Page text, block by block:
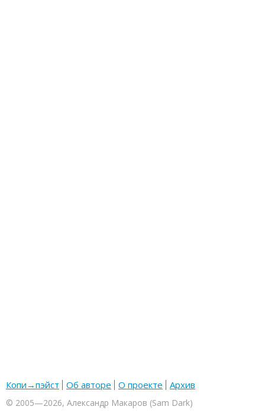
Копи→пэйст Об авторе О проекте Архив
© 2005—2026, Александр Макаров (Sam Dark)